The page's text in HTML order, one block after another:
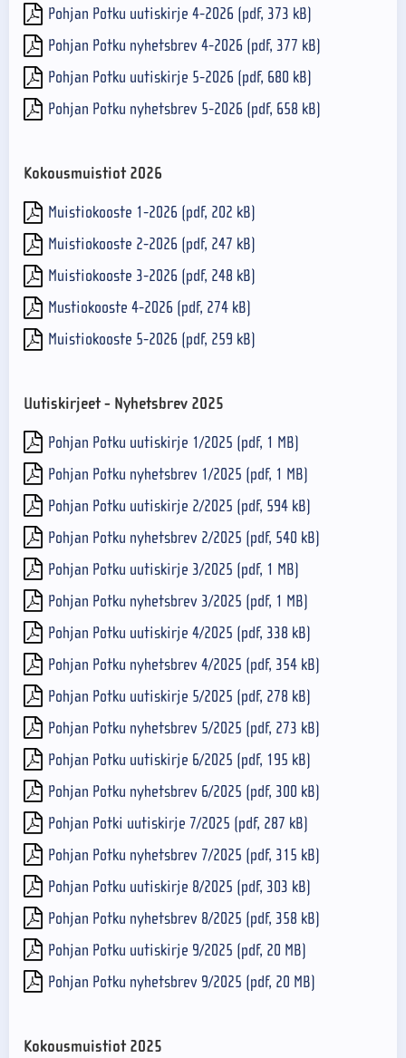
Pohjan Potku uutiskirje 4-2026 (pdf, 373 kB)
Pohjan Potku nyhetsbrev 4-2026 (pdf, 377 kB)
Pohjan Potku uutiskirje 5-2026 (pdf, 680 kB)
Pohjan Potku nyhetsbrev 5-2026 (pdf, 658 kB)
Kokousmuistiot 2026
Muistiokooste 1-2026 (pdf, 202 kB)
Muistiokooste 2-2026 (pdf, 247 kB)
Muistiokooste 3-2026 (pdf, 248 kB)
Mustiokooste 4-2026 (pdf, 274 kB)
Muistiokooste 5-2026 (pdf, 259 kB)
Uutiskirjeet - Nyhetsbrev 2025
Pohjan Potku uutiskirje 1/2025 (pdf, 1 MB)
Pohjan Potku nyhetsbrev 1/2025 (pdf, 1 MB)
Pohjan Potku uutiskirje 2/2025 (pdf, 594 kB)
Pohjan Potku nyhetsbrev 2/2025 (pdf, 540 kB)
Pohjan Potku uutiskirje 3/2025 (pdf, 1 MB)
Pohjan Potku nyhetsbrev 3/2025 (pdf, 1 MB)
Pohjan Potku uutiskirje 4/2025 (pdf, 338 kB)
Pohjan Potku nyhetsbrev 4/2025 (pdf, 354 kB)
Pohjan Potku uutiskirje 5/2025 (pdf, 278 kB)
Pohjan Potku nyhetsbrev 5/2025 (pdf, 273 kB)
Pohjan Potku uutiskirje 6/2025 (pdf, 195 kB)
Pohjan Potku nyhetsbrev 6/2025 (pdf, 300 kB)
Pohjan Potki uutiskirje 7/2025 (pdf, 287 kB)
Pohjan Potku nyhetsbrev 7/2025 (pdf, 315 kB)
Pohjan Potku uutiskirje 8/2025 (pdf, 303 kB)
Pohjan Potku nyhetsbrev 8/2025 (pdf, 358 kB)
Pohjan Potku uutiskirje 9/2025 (pdf, 20 MB)
Pohjan Potku nyhetsbrev 9/2025 (pdf, 20 MB)
Kokousmuistiot 2025